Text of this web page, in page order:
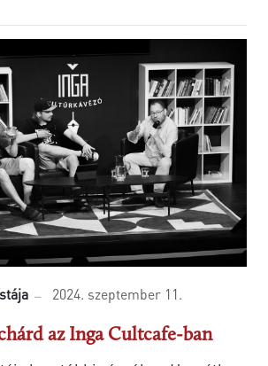
2024. szeptember 11.
az Inga Cultcafe-ban